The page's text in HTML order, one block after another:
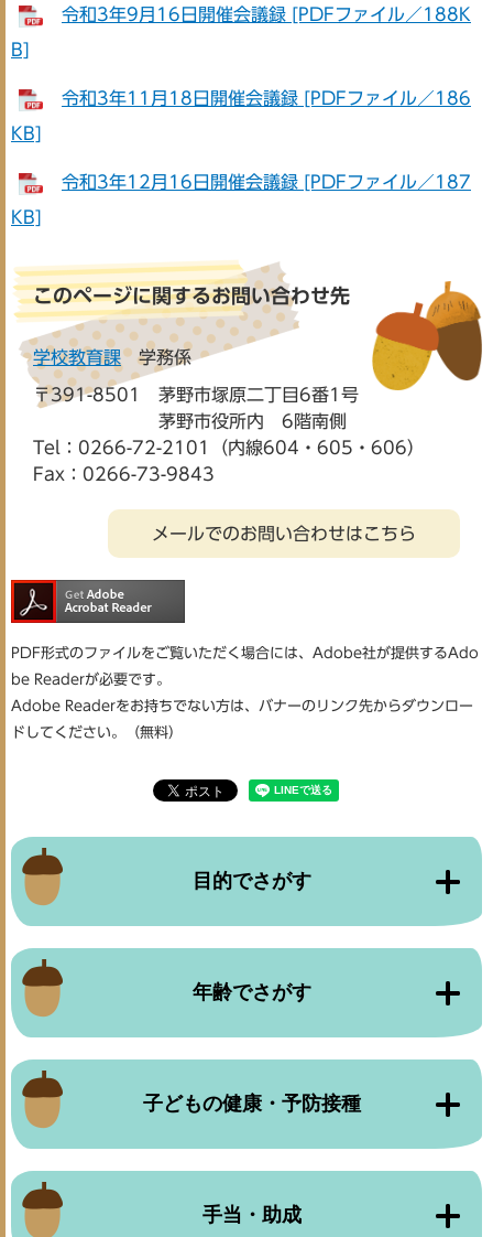
令和3年9月16日開催会議録 [PDFファイル／188K
B]
令和3年11月18日開催会議録 [PDFファイル／186
KB]
令和3年12月16日開催会議録 [PDFファイル／187
KB]
このページに関するお問い合わせ先
学校教育課 学務係
〒391-8501
茅野市塚原二丁目6番1号
茅野市役所内 6階南側
Tel：0266-72-2101（内線604・605・606）
Fax：0266-73-9843
メールでのお問い合わせはこちら
PDF形式のファイルをご覧いただく場合には、Adobe社が提供するAdo
be Readerが必要です。
Adobe Readerをお持ちでない方は、バナーのリンク先からダウンロー
ドしてください。（無料）
目的でさがす
年齢でさがす
子どもの健康・予防接種
手当・助成